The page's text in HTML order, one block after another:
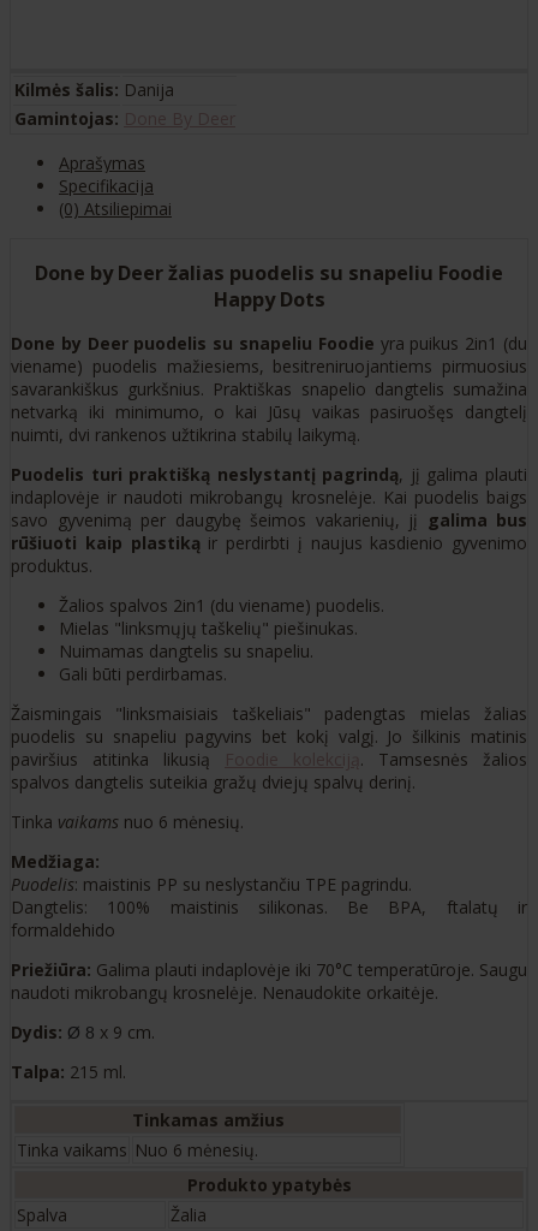
Kilmės šalis: Danija
Gamintojas:
Aprašymas
Specifikacija
(0) Atsiliepimai
Done by Deer žalias puodelis su snapeliu Foodie
Happy Dots
Done by Deer puodelis su snapeliu Foodie yra puikus 2in1 (du
viename) puodelis mažiesiems, besitreniruojantiems pirmuosius
savarankiškus gurkšnius. Praktiškas snapelio dangtelis sumažina
netvarką iki minimumo, o kai Jūsų vaikas pasiruošęs dangtelį
nuimti, dvi rankenos užtikrina stabilų laikymą.
Puodelis turi praktišką neslystantį pagrindą, jį galima plauti
indaplovėje ir naudoti mikrobangų krosnelėje. Kai puodelis baigs
savo gyvenimą per daugybę šeimos vakarienių, jį
galima bus
rūšiuoti kaip plastiką ir perdirbti į naujus kasdienio gyvenimo
produktus.
Žalios spalvos 2in1 (du viename) puodelis.
Mielas "linksmųjų taškelių" piešinukas.
Nuimamas dangtelis su snapeliu.
Gali būti perdirbamas.
Žaismingais "linksmaisiais taškeliais" padengtas mielas žalias
puodelis su snapeliu pagyvins bet kokį valgį. Jo šilkinis matinis
paviršius atitinka likusią
. Tamsesnės žalios
spalvos dangtelis suteikia gražų dviejų spalvų derinį.
Tinka vaikams nuo 6 mėnesių.
Medžiaga:
Puodelis: maistinis PP su neslystančiu TPE pagrindu.
Dangtelis: 100% maistinis silikonas. Be BPA, ftalatų ir
formaldehido
Priežiūra: Galima plauti indaplovėje iki 70°C temperatūroje. Saugu
naudoti mikrobangų krosnelėje. Nenaudokite orkaitėje.
Dydis: Ø 8 x 9 cm.
Talpa: 215 ml.
Tinkamas amžius
Tinka vaikams Nuo 6 mėnesių.
Produkto ypatybės
Spalva
Žalia